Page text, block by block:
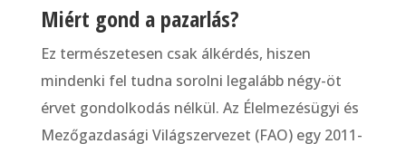
Miért gond a pazarlás?
Ez természetesen csak álkérdés, hiszen
mindenki fel tudna sorolni legalább négy-öt
érvet gondolkodás nélkül. Az Élelmezésügyi és
Mezőgazdasági Világszervezet (FAO) egy 2011-